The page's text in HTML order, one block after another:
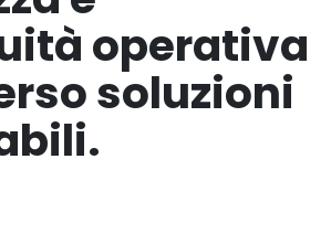
operativa
soluzioni